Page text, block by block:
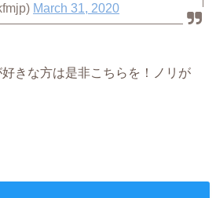
March 31, 2020
きな方は是非こちらを！ノリが